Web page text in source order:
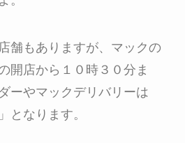
舗もありますが、マックの
開店から１０時３０分ま
ーやマックデリバリーは
となります。